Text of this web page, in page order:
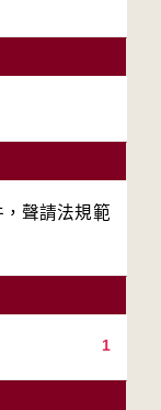
聲請法規範
1